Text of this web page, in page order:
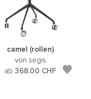
camel (rollen)
von segis
ab 368.00 CHF